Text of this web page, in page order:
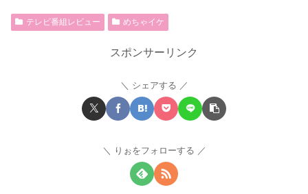
テレビ番組レビュー めちゃイケ
スポンサーリンク
シェアする
りぉをフォローする